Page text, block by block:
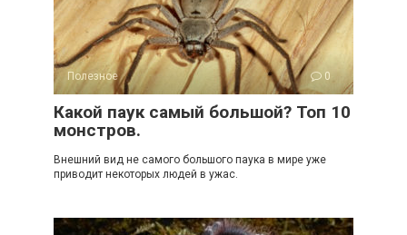
Полезное 0
Какой паук самый большой? Топ 10
монстров.
Внешний вид не самого большого паука в мире уже
приводит некоторых людей в ужас.